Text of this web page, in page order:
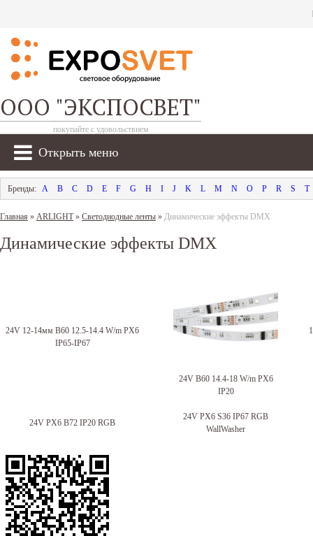
ООО "ЭКСПОСВЕТ"
покупайте с удовольствием
Открыть меню
A B C D E F G H I J K L M N O P R S T
Главная » ARLIGHT» Светодиодные ленты » Динамические эффекты DMX
Динамические эффекты DMX
24V 12-14мм B60 12.5-14.4 W/m PX6
IP65-IP67
24V B60 14.4-18 W/m PX6
IP20
24V PX6 B72 IP20 RGB
24V PX6 S36 IP67 RGB
WallWasher